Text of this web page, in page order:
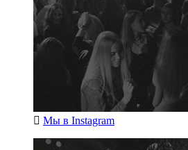
Мы в Instagram